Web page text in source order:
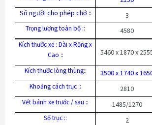
Số người cho phép chở ::
3
Trọng lượng toàn bộ :: 4580
Kích thước xe : Dài x Rộng x
Cao ::
5460 x 1870 x
Kích thước lòng thùng:: 3500 x 1740 x
Khoảng cách trục :: 2810
Vết bánh xe trước / sau :: 1485/1270
Số trục :: 2